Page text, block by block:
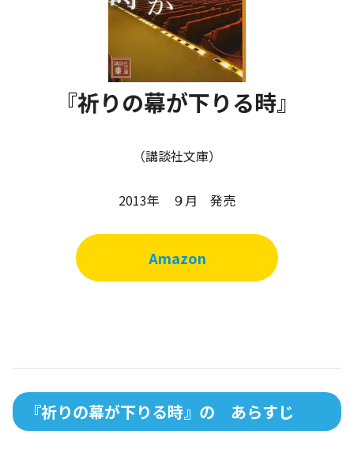
『祈りの幕が下りる時』
（講談社文庫）
2013年 ９月 発売
Amazon
『祈りの幕が下りる時』の あらすじ